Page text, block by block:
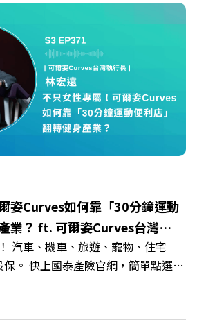
—— 在少子化浪潮、私校面臨退場
台灣的技職學校該如何轉型突圍？
請到樹德科技大學校長王昭雄，帶
造出兼顧學校永續發展與地方創生的
何從「傳統私校」轉型為「產學無
深度賦能設計與人文學科學群？ 🔺
班」！驚豔科技界的國際精準育才
案！深耕地方的溫暖社會責任平台 主
兼遠見智庫總編輯 李建興 與談人／
雄 +++++ 🎂歡慶遠見40歲生日！手
惠
9e5pbz ✨關注《遠見》更多的社
A4ELQp IG：
YT：https://bit.ly/38jNi9k
Hosting
姿Curves如何靠「30分鐘運動
業？ ft. 可爾姿Curves台灣執
汽車、機車、旅遊、寵物、住宅
。 快上國泰產險官網，簡單點選，
fstry.pse.is/9eddvv —— 以上為
—— 在健康意識抬頭、健身產業百
傳統的健身房該如何轉型突圍？ 本